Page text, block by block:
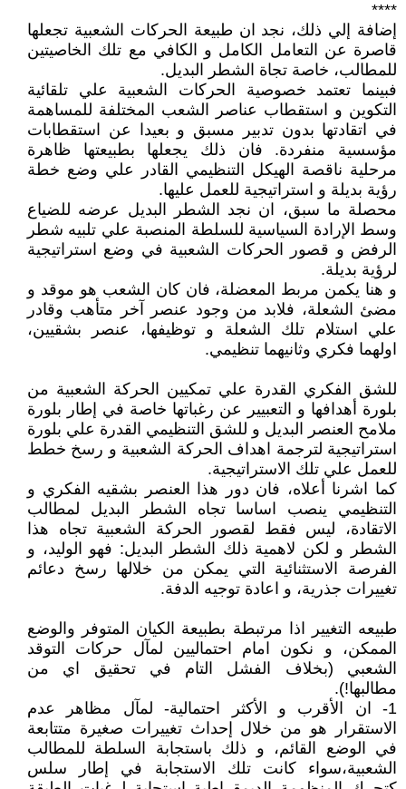
****
إضافة إلي ذلك، نجد ان طبيعة الحركات الشعبية تجعلها
قاصرة عن التعامل الكامل و الكافي مع تلك الخاصيتين
للمطالب، خاصة تجاة الشطر البديل.
فبينما تعتمد خصوصية الحركات الشعبية علي تلقائية
التكوين و استقطاب عناصر الشعب المختلفة للمساهمة
في اتقادتها بدون تدبير مسبق و بعيدا عن استقطابات
مؤسسية منفردة. فان ذلك يجعلها بطبيعتها ظاهرة
مرحلية ناقصة الهيكل التنظيمي القادر علي وضع خطة
رؤية بديلة و استراتيجية للعمل عليها.
محصلة ما سبق، ان نجد الشطر البديل عرضه للضياع
وسط الإرادة السياسية للسلطة المنصبة علي تلبيه شطر
الرفض و قصور الحركات الشعبية في وضع استراتيجية
لرؤية بديلة.
و هنا يكمن مربط المعضلة، فان كان الشعب هو موقد و
مضئ الشعلة، فلابد من وجود عنصر آخر متأهب وقادر
علي استلام تلك الشعلة و توظيفها، عنصر بشقيين،
اولهما فكري وثانيهما تنظيمي.
للشق الفكري القدرة علي تمكيين الحركة الشعبية من
بلورة أهدافها و التعبيير عن رغباتها خاصة في إطار بلورة
ملامح العنصر البديل و للشق التنظيمي القدرة علي بلورة
استراتيجية لترجمة اهداف الحركة الشعبية و رسخ خطط
للعمل علي تلك الاستراتيجية.
كما اشرنا أعلاه، فان دور هذا العنصر بشقيه الفكري و
التنظيمي ينصب اساسا تجاه الشطر البديل لمطالب
الاتقادة، ليس فقط لقصور الحركة الشعبية تجاه هذا
الشطر و لكن لاهمية ذلك الشطر البديل: فهو الوليد، و
الفرصة الاستثنائية التي يمكن من خلالها رسخ دعائم
تغييرات جذرية، و اعادة توجيه الدفة.
طبيعه التغيير اذا مرتبطة بطبيعة الكيان المتوفر والوضع
الممكن، و نكون امام احتماليين لمآل حركات التوقد
الشعبي (بخلاف الفشل التام في تحقيق اي من
مطالبها!).
1- ان الأقرب و الأكثر احتمالية- لمآل مظاهر عدم
الاستقرار هو من خلال إحداث تغييرات صغيرة متتابعة
في الوضع القائم، و ذلك باستجابة السلطة للمطالب
الشعبية،سواء كانت تلك الاستجابة في إطار سلس